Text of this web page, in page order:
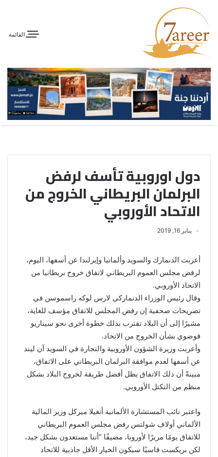
القائمة
دول اوروبية تأسف لرفض
البرلمان البريطاني الخروج من
الاتحاد الأوروبي
يناير 16, 2019
أعربت الدنمارك والسويد وألمانيا وإيرلندا عن أسفها، اليوم،
لرفض مجلس العموم البريطاني لاتفاق خروج بريطانيا من
الاتحاد الأوروبي.
وقال رئيس الوزراء الدنماركي لارس لوكه راسموسن في
تصريحات صحفية إن رفض المجلس للاتفاق مؤسف للغاية،
مشيرًا إلى أن البلاد تقترب بذلك خطوة أخرى نحو سيناريو
فوضوي بشأن الخروج من الاتحاد.
وأعربت وزيرة الشؤون الأوروبية والتجارة في السويد آن ليند
عن أسفها لعدم موافقة البرلمان البريطاني على الاتفاق،
مبينةً أن ذلك الاتفاق يظل أفضل طريقة لخروج البلاد بشكل
منظم من التكتل الأوروبي.
واعتبر نائب المستشارة الألمانية أنغيلا ميركل وزير المالية
الألماني أولاف شولتس رفض مجلس العموم البريطاني
للاتفاق يومًا مريرًا لأوروبا، مضيفًا “أننا مستعدون بشكل جيد،
لكن بريكست قاسيًا سيكون الخيار الأقل جاذبية للاتحاد